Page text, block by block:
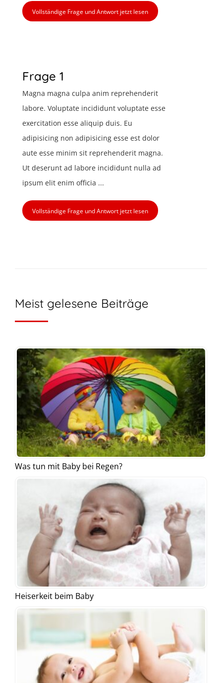
Vollständige Frage und Antwort jetzt lesen
Frage 1
Magna magna culpa anim reprehenderit
labore. Voluptate incididunt voluptate esse
exercitation esse aliquip duis. Eu
adipisicing non adipisicing esse est dolor
aute esse minim sit reprehenderit magna.
Ut deserunt ad labore incididunt nulla ad
ipsum elit enim officia ...
Vollständige Frage und Antwort jetzt lesen
Meist gelesene Beiträge
Was tun mit Baby bei Regen?
Heiserkeit beim Baby